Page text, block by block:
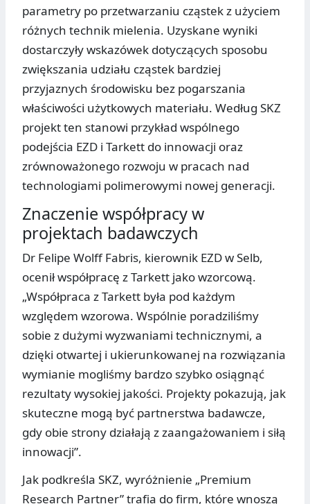
parametry po przetwarzaniu cząstek z użyciem
różnych technik mielenia. Uzyskane wyniki
dostarczyły wskazówek dotyczących sposobu
zwiększania udziału cząstek bardziej
przyjaznych środowisku bez pogarszania
właściwości użytkowych materiału. Według SKZ
projekt ten stanowi przykład wspólnego
podejścia EZD i Tarkett do innowacji oraz
zrównoważonego rozwoju w pracach nad
technologiami polimerowymi nowej generacji.
Znaczenie współpracy w
projektach badawczych
Dr Felipe Wolff Fabris, kierownik EZD w Selb,
ocenił współpracę z Tarkett jako wzorcową.
„Współpraca z Tarkett była pod każdym
względem wzorowa. Wspólnie poradziliśmy
sobie z dużymi wyzwaniami technicznymi, a
dzięki otwartej i ukierunkowanej na rozwiązania
wymianie mogliśmy bardzo szybko osiągnąć
rezultaty wysokiej jakości. Projekty pokazują, jak
skuteczne mogą być partnerstwa badawcze,
gdy obie strony działają z zaangażowaniem i siłą
innowacji”.
Jak podkreśla SKZ, wyróżnienie „Premium
Research Partner” trafia do firm, które wnoszą